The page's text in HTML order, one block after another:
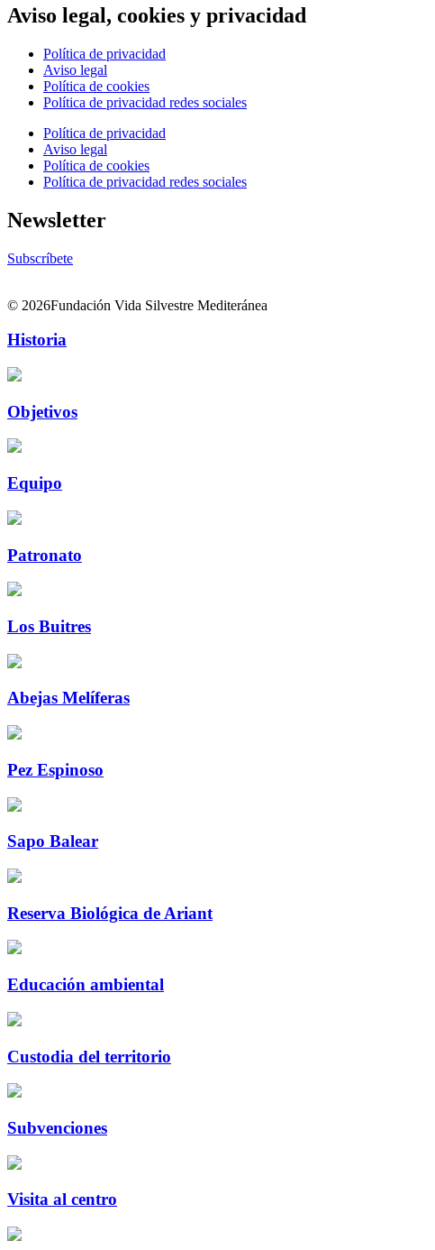
Aviso legal, cookies y privacidad
Política de privacidad
Aviso legal
Política de cookies
Política de privacidad redes sociales
Política de privacidad
Aviso legal
Política de cookies
Política de privacidad redes sociales
Newsletter
Subscríbete
© 2026Fundación Vida Silvestre Mediteránea
Historia
Objetivos
Equipo
Patronato
Los Buitres
Abejas Melíferas
Pez Espinoso
Sapo Balear
Reserva Biológica de Ariant
Educación ambiental
Custodia del territorio
Subvenciones
Visita al centro